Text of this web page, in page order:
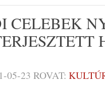
CELEBEK
05-23 ROVAT: